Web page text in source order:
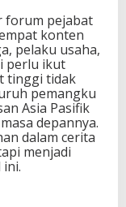
forum pejabat
konten
pelaku usaha,
perlu ikut
tinggi tidak
pemangku
Asia Pasifik
depannya.
dalam cerita
menjadi